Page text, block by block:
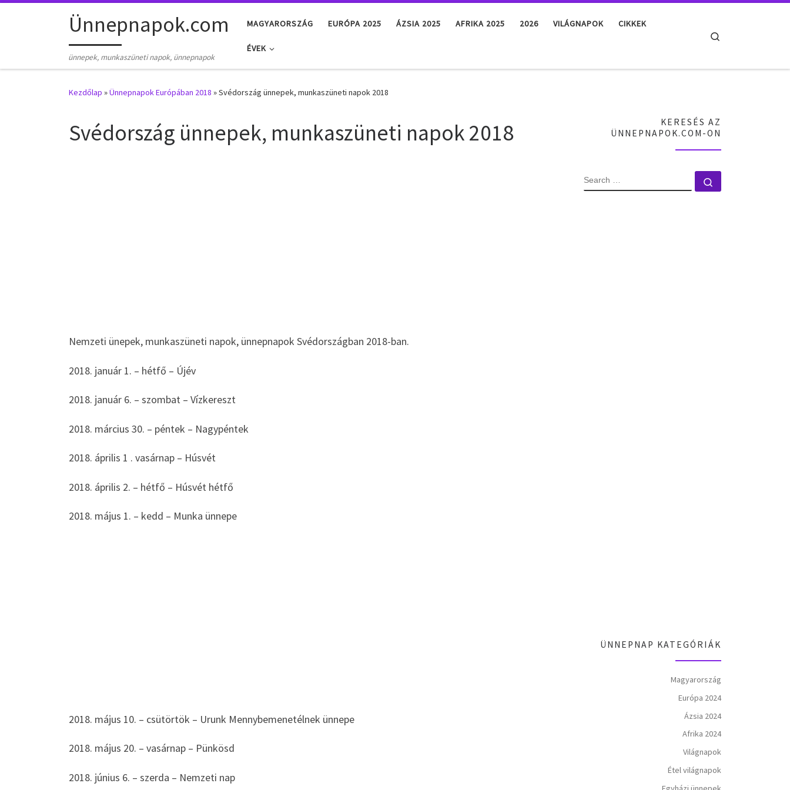
Skip to contentÜnnepnapok.com
ünnepek, munkaszüneti napok, ünnepnapok
MAGYARORSZÁG EURÓPA 2025 ÁZSIA 2025 AFRIKA 2025 2026 VILÁGNAPOK CIKKEK
ÉVEK
Kezdőlap »Ünnepnapok Európában 2018 »Svédország ünnepek, munkaszüneti napok 2018
Svédország ünnepek, munkaszüneti napok 2018
Nemzeti ünepek, munkaszüneti napok, ünnepnapok Svédországban 2018-ban.
2018. január 1. – hétfő – Újév
2018. január 6. – szombat – Vízkereszt
2018. március 30. – péntek – Nagypéntek
2018. április 1 . vasárnap – Húsvét
2018. április 2. – hétfő – Húsvét hétfő
2018. május 1. – kedd – Munka ünnepe
2018. május 10. – csütörtök – Urunk Mennybemenetélnek ünnepe
2018. május 20. – vasárnap – Pünkösd
2018. június 6. – szerda – Nemzeti nap
KERESÉS AZ
ÜNNEPNAPOK.COM-ON
SEARCH
ÜNNEPNAP KATEGÓRIÁK
Magyarország
Európa 2024
Ázsia 2024
Afrika 2024
Világnapok
Étel világnapok